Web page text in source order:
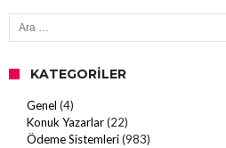
Arama:
KATEGORILER
Genel (4)
Konuk Yazarlar(22)
Ödeme Sistemleri(983)